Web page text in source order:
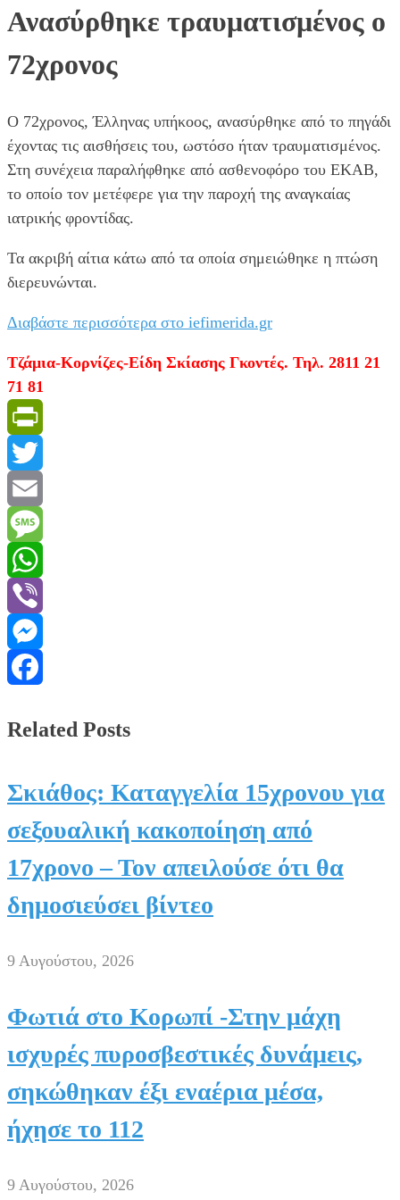
Ανασύρθηκε τραυματισμένος ο
72χρονος
Ο 72χρονος, Έλληνας υπήκοος, ανασύρθηκε από το πηγάδι
έχοντας τις αισθήσεις του, ωστόσο ήταν τραυματισμένος.
Στη συνέχεια παραλήφθηκε από ασθενοφόρο του ΕΚΑΒ,
το οποίο τον μετέφερε για την παροχή της αναγκαίας
ιατρικής φροντίδας.
Τα ακριβή αίτια κάτω από τα οποία σημειώθηκε η πτώση
διερευνώνται.
Διαβάστε περισσότερα στο iefimerida.gr
Τζάμια-Κορνίζες-Είδη Σκίασης Γκοντές. Τηλ. 2811 21
71 81
PrintFriendly
Twitter
Email
Message
WhatsApp
Viber
Messenger
Related Posts
Σκιάθος: Καταγγελία 15χρονου για
σεξουαλική κακοποίηση από
17χρονο – Τον απειλούσε ότι θα
δημοσιεύσει βίντεο
9 Αυγούστου, 2026
Φωτιά στο Κορωπί -Στην μάχη
ισχυρές πυροσβεστικές δυνάμεις,
σηκώθηκαν έξι εναέρια μέσα,
ήχησε το 112
9 Αυγούστου, 2026